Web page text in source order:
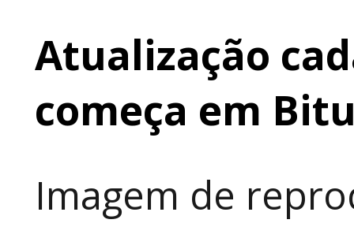
Atualização
começa em
Imagem de